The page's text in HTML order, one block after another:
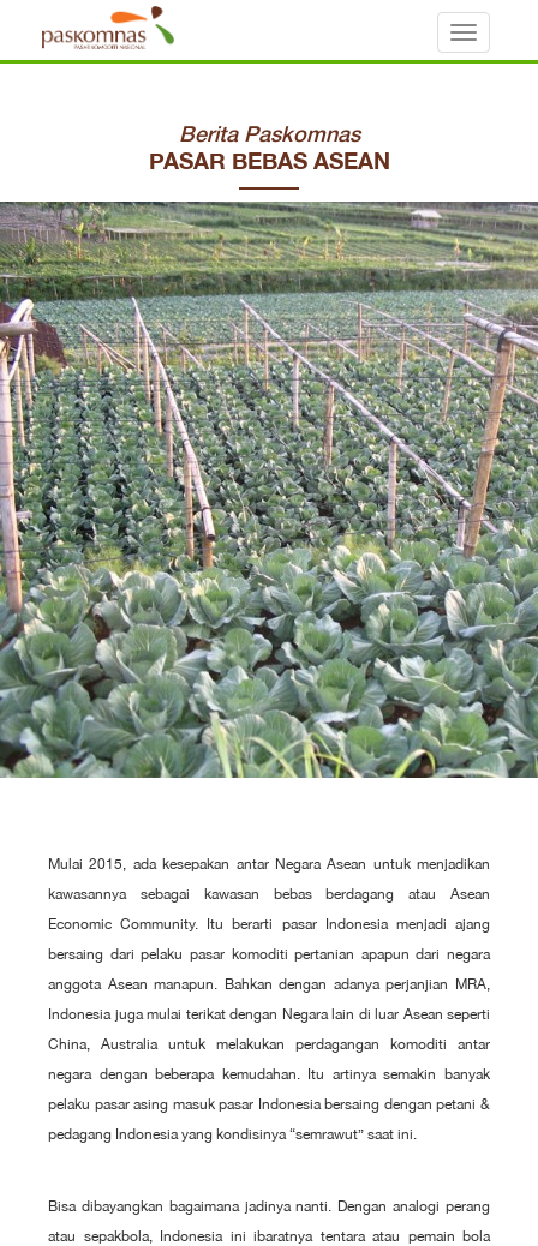
Toggle
Berita Paskomnas
PASAR BEBAS ASEAN
Mulai 2015, ada kesepakan antar Negara Asean untuk menjadikan
kawasannya sebagai kawasan bebas berdagang atau Asean
Economic Community. Itu berarti pasar Indonesia menjadi ajang
bersaing dari pelaku pasar komoditi pertanian apapun dari negara
anggota Asean manapun. Bahkan dengan adanya perjanjian MRA,
Indonesia juga mulai terikat dengan Negara lain di luar Asean seperti
China, Australia untuk melakukan perdagangan komoditi antar
negara dengan beberapa kemudahan. Itu artinya semakin banyak
pelaku pasar asing masuk pasar Indonesia bersaing dengan petani &
pedagang Indonesia yang kondisinya “semrawut” saat ini.
Bisa dibayangkan bagaimana jadinya nanti. Dengan analogi perang
atau sepakbola, Indonesia ini ibaratnya tentara atau pemain bola